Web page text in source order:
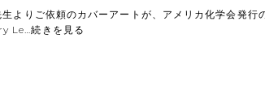
よりご依頼のカバーアートが、アメリカ化学会発行
Le…続きを見る